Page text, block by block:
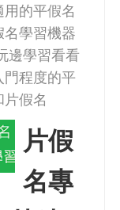
的平假名
名學習機器
邊學習看看
門程度的平
假名
片假
名專